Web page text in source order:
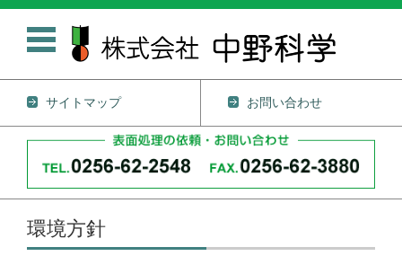
サイトマップ お問い合わせ
コンテンツに移動
環境方針